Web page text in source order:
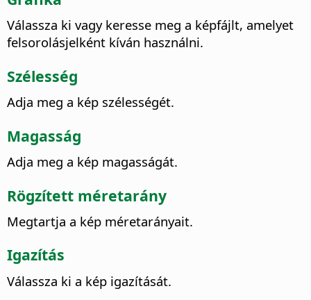
Válassza ki vagy keresse meg a képfájlt, amelyet
felsorolásjelként kíván használni.
Szélesség
Adja meg a kép szélességét.
Magasság
Adja meg a kép magasságát.
Rögzített méretarány
Megtartja a kép méretarányait.
Igazítás
Válassza ki a kép igazítását.